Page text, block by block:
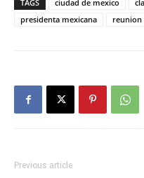
TAGS ciudad de mexico
presidenta mexicana
reunion
Previous article